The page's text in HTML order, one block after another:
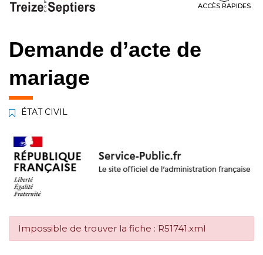
contenu
pied
ACCÈS RAPIDES
Demande d’acte de
mariage
ÉTAT CIVIL
Impossible de trouver la fiche : R51741.xml